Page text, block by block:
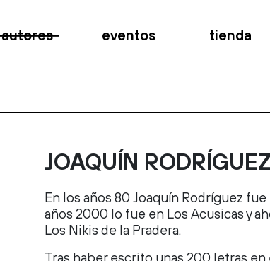
autores eventos tienda
JOAQUÍN RODRÍGUEZ
En los años 80 Joaquín Rodríguez
años 2000 lo fue en Los Acusicas y
Los Nikis de la Pradera.
Tras haber escrito unas 200 letras